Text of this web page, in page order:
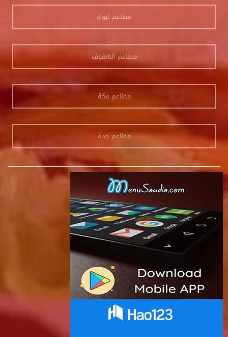
مطاعم تبوك
مطاعم الهفوف
مطاعم مكة
مطاعم جدة